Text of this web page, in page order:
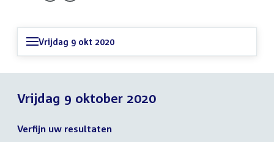
Vrijdag 9 okt 2020
Vrijdag 9 oktober 2020
Verfijn uw resultaten